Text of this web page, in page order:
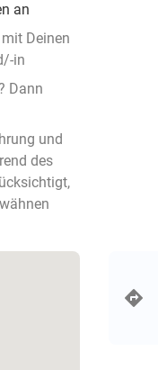
an
Deinen
in
Dann
und
des